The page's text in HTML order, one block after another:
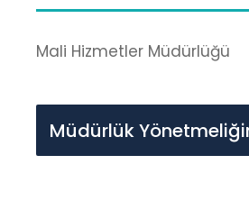
Mali Hizmetler Müdürlüğü
Müdürlük